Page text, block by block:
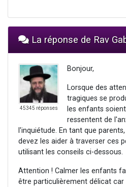
La réponse de Rav
45345 réponses
Bonjour,
Lorsque des
tragiques se
les enfants
ressentent de
l'inquiétude. En tant que
devez les aider à traverser ces
utilisant les conseils ci-dessous.
Attention ! Calmer les enfants
être particulièrement délicat car